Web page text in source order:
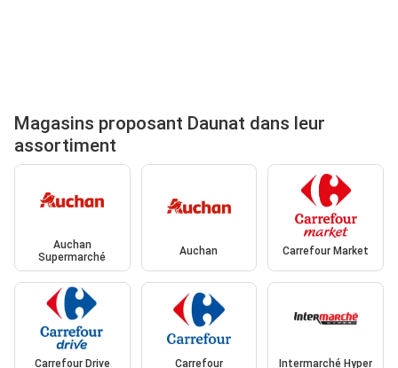
Magasins proposant Daunat dans leur
assortiment
Auchan
Supermarché
Auchan Carrefour Market
Carrefour Drive Carrefour Intermarché Hyper